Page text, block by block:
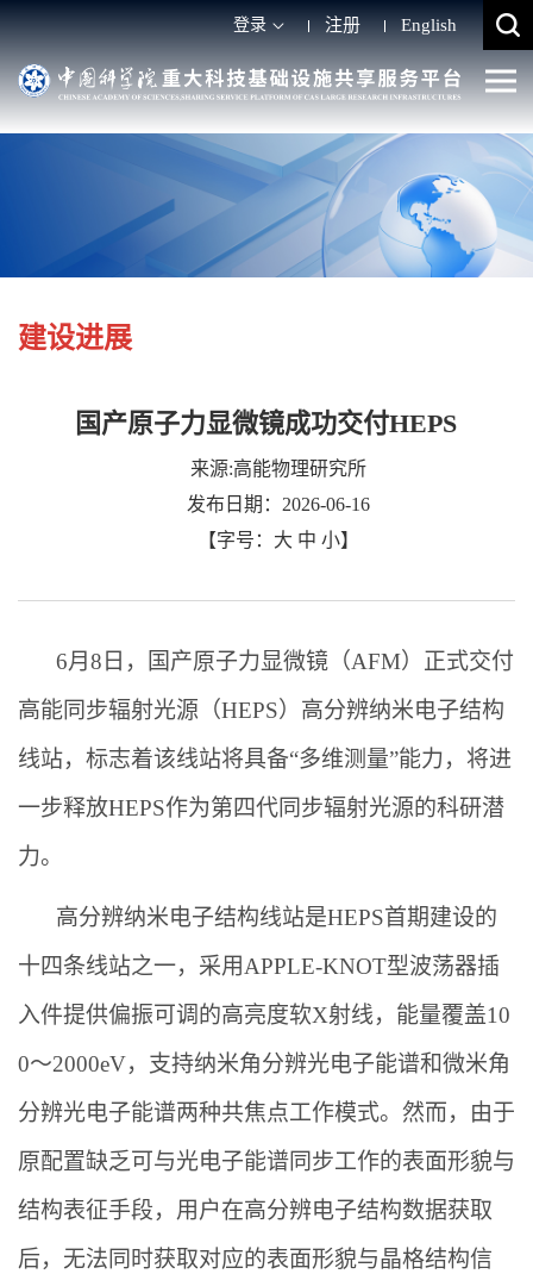
登录 注册 English
建设进展
国产原子力显微镜成功交付HEPS
来源:高能物理研究所
发布日期：2026-06-16
【字号： 大 中 小】
6月8日，国产原子力显微镜（AFM）正式交付
高能同步辐射光源（HEPS）高分辨纳米电子结构
线站，标志着该线站将具备“多维测量”能力，将进
一步释放HEPS作为第四代同步辐射光源的科研潜
力。
高分辨纳米电子结构线站是HEPS首期建设的
十四条线站之一，采用APPLE-KNOT型波荡器插
入件提供偏振可调的高亮度软X射线，能量覆盖10
0～2000eV，支持纳米角分辨光电子能谱和微米角
分辨光电子能谱两种共焦点工作模式。然而，由于
原配置缺乏可与光电子能谱同步工作的表面形貌与
结构表征手段，用户在高分辨电子结构数据获取
后，无法同时获取对应的表面形貌与晶格结构信